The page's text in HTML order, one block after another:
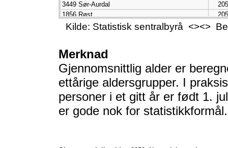
3449 Sør-Aurdal
1856 Røst
5540 Kåfjord
4648 Bremanger
1811 Bindal
1511 Vanylven
4026 Tinn
3423 Stor-Elvdal
5042 Lierne
5528 Dyrøy
3421 Trysil
Kilde: Statistisk sentralbyrå <><>
Merknad
Gjennomsnittlig alder er
ettårige aldersgrupper. I
personer i et gitt år er født 1.
er gode nok for statistikkformål.